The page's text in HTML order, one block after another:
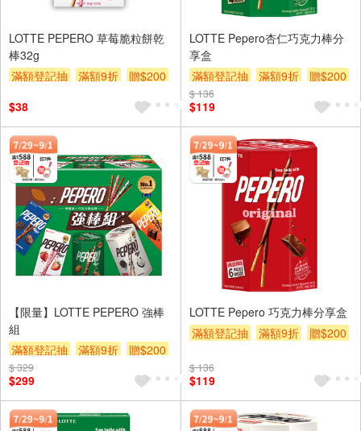
LOTTE PEPERO 草莓脆粒餅乾
棒32g
滿額登記抽
滿額9折
贈$200
$38
LOTTE Pepero杏仁巧克力棒分
享盒
滿額登記抽
滿額9折 贈$200
$ 136
$119
【限量】LOTTE PEPERO 強棒
組
滿額登記抽
滿額9折 贈$200
$ 329
$299
LOTTE Pepero 巧克力棒分享盒
滿額登記抽
滿額9折 贈$200
$ 136
$119